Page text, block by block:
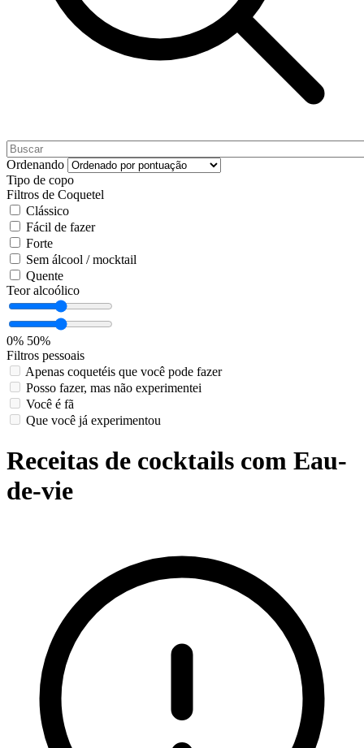
Ordenando
Tipo de copo
Filtros de Coquetel
Clássico
Fácil de fazer
Forte
Sem álcool / mocktail
Quente
Teor alcoólico
0% 50%
Filtros pessoais
Apenas coquetéis que você pode fazer
Posso fazer, mas não experimentei
Você é fã
Que você já experimentou
Receitas de cocktails com Eau-
de-vie